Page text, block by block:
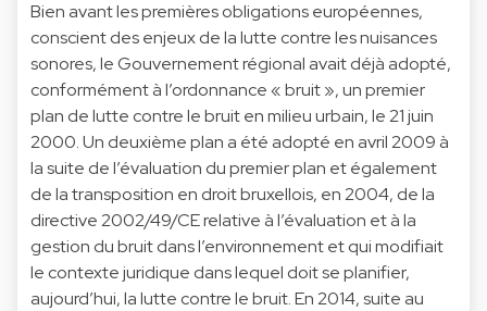
Bien avant les premières obligations européennes,
conscient des enjeux de la lutte contre les nuisances
sonores, le Gouvernement régional avait déjà adopté,
conformément à l’ordonnance « bruit », un premier
plan de lutte contre le bruit en milieu urbain, le 21 juin
2000. Un deuxième plan a été adopté en avril 2009 à
la suite de l’évaluation du premier plan et également
de la transposition en droit bruxellois, en 2004, de la
directive 2002/49/CE relative à l’évaluation et à la
gestion du bruit dans l’environnement et qui modifiait
le contexte juridique dans lequel doit se planifier,
aujourd’hui, la lutte contre le bruit. En 2014, suite au